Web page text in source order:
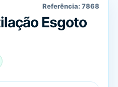
Referência: 7868
Esgoto